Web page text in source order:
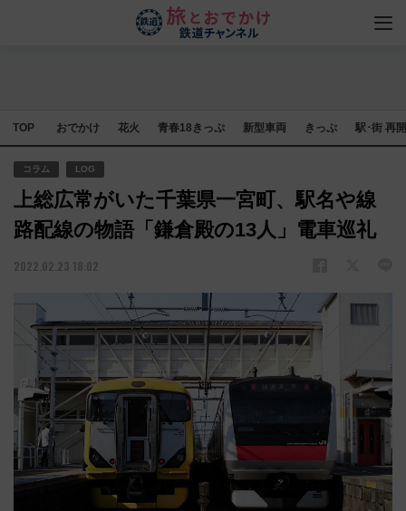
TOP おでかけ 花火 青春18きっぷ 新型車両 きっぷ 駅･街 再
コラム LOG
上総広常がいた千葉県一宮町、駅名や線
路配線の物語「鎌倉殿の13人」電車巡礼
2022.02.23 18:02